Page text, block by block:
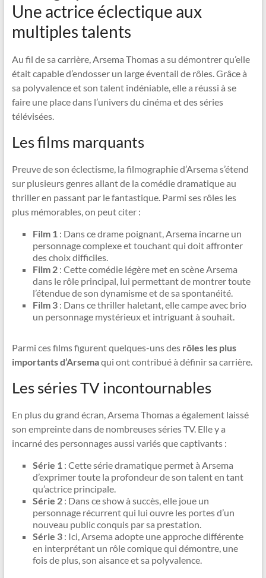
Une actrice éclectique aux
multiples talents
Au fil de sa carrière, Arsema Thomas a su démontrer qu’elle
était capable d’endosser un large éventail de rôles. Grâce à
sa polyvalence et son talent indéniable, elle a réussi à se
faire une place dans l’univers du cinéma et des séries
télévisées.
Les films marquants
Preuve de son éclectisme, la filmographie d’Arsema s’étend
sur plusieurs genres allant de la comédie dramatique au
thriller en passant par le fantastique. Parmi ses rôles les
plus mémorables, on peut citer :
Film 1: Dans ce drame poignant, Arsema incarne un
personnage complexe et touchant qui doit affronter
des choix difficiles.
Film 2: Cette comédie légère met en scène Arsema
dans le rôle principal, lui permettant de montrer toute
l’étendue de son dynamisme et de sa spontanéité.
Film 3: Dans ce thriller haletant, elle campe avec brio
un personnage mystérieux et intriguant à souhait.
Parmi ces films figurent quelques-uns des rôles les plus
importants d’Arsemaqui ont contribué à définir sa carrière.
Les séries TV incontournables
En plus du grand écran, Arsema Thomas a également laissé
son empreinte dans de nombreuses séries TV. Elle y a
incarné des personnages aussi variés que captivants :
Série 1: Cette série dramatique permet à Arsema
d’exprimer toute la profondeur de son talent en tant
qu’actrice principale.
Série 2: Dans ce show à succès, elle joue un
personnage récurrent qui lui ouvre les portes d’un
nouveau public conquis par sa prestation.
Série 3: Ici, Arsema adopte une approche différente
en interprétant un rôle comique qui démontre, une
fois de plus, son aisance et sa polyvalence.